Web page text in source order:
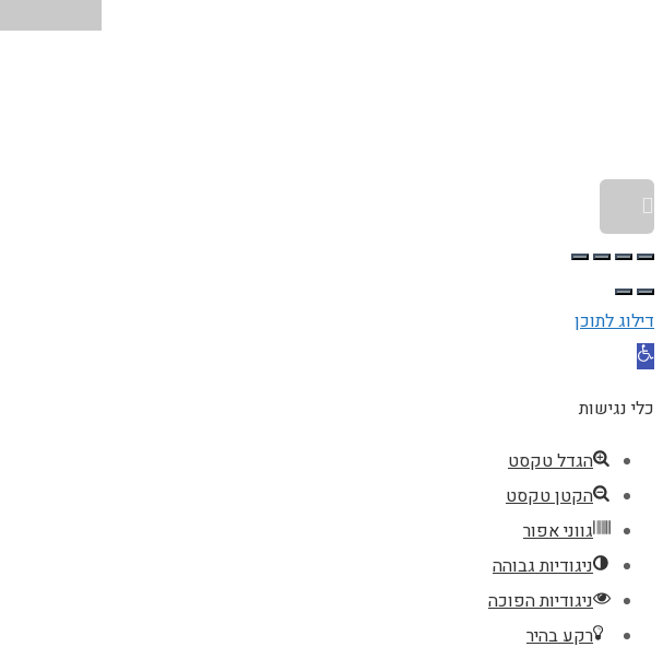
דילוג לתוכן
פתח סרגל נגישות
כלי נגישות
הגדל טקסט
הקטן טקסט
גווני אפור
ניגודיות גבוהה
ניגודיות הפוכה
רקע בהיר